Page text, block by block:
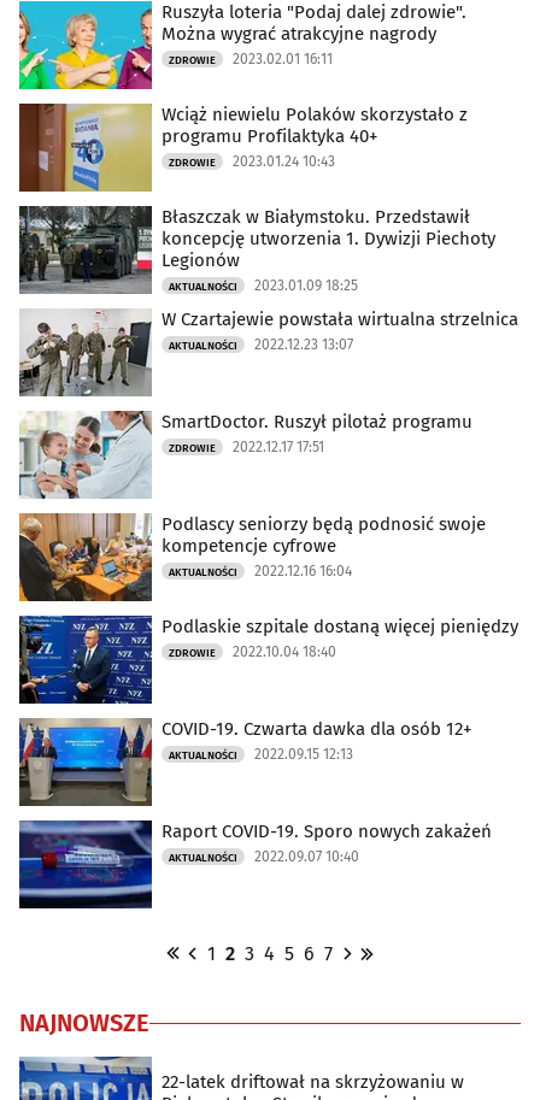
Ruszyła loteria "Podaj dalej zdrowie".
Można wygrać atrakcyjne nagrody
ZDROWIE 2023.02.01 16:11
Wciąż niewielu Polaków skorzystało z
programu Profilaktyka 40+
ZDROWIE 2023.01.24 10:43
Błaszczak w Białymstoku. Przedstawił
koncepcję utworzenia 1. Dywizji Piechoty
Legionów
AKTUALNOŚCI 2023.01.09 18:25
W Czartajewie powstała wirtualna strzelnica
AKTUALNOŚCI 2022.12.23 13:07
SmartDoctor. Ruszył pilotaż programu
ZDROWIE 2022.12.17 17:51
Podlascy seniorzy będą podnosić swoje
kompetencje cyfrowe
AKTUALNOŚCI 2022.12.16 16:04
Podlaskie szpitale dostaną więcej pieniędzy
ZDROWIE 2022.10.04 18:40
COVID-19. Czwarta dawka dla osób 12+
AKTUALNOŚCI 2022.09.15 12:13
Raport COVID-19. Sporo nowych zakażeń
AKTUALNOŚCI 2022.09.07 10:40
1 2 3 4 5 6 7
NAJNOWSZE
22-latek driftował na skrzyżowaniu w